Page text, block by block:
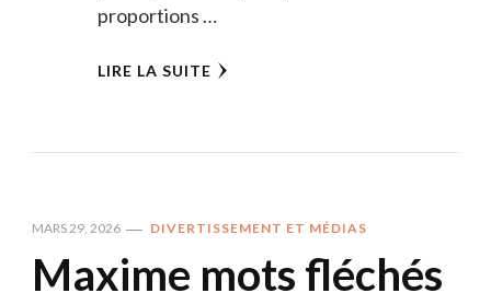
proportions …
LIRE LA SUITE
MARS 29, 2026 DIVERTISSEMENT ET MÉDIAS
Maxime mots fléchés